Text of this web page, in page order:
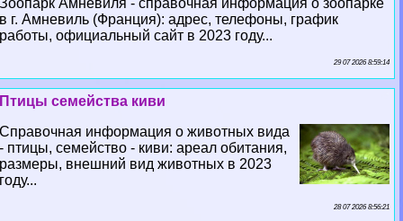
Зоопарк Амневиля - справочная информация о зоопарке
в г. Амневиль (Франция): адрес, телефоны, график
работы, официальный сайт в 2023 году...
29 07 2026 8:59:14
Птицы семейства киви
Справочная информация о животных вида
- птицы, семейство - киви: ареал обитания,
размеры, внешний вид животных в 2023
году...
28 07 2026 8:56:21